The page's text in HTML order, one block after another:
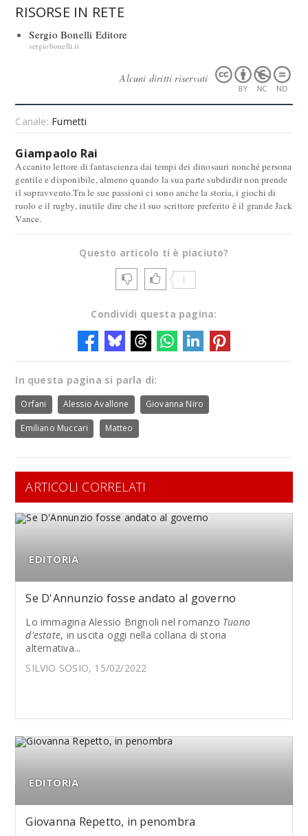
RISORSE IN RETE
Sergio Bonelli Editore
sergiobonelli.it
Alcuni diritti riservati
Canale: Fumetti
Giampaolo Rai
Accanito lettore di fantascienza dai tempi dei dinosauri nonché persona
gentile e disponibile, almeno quando la sua parte subdirdir non prende
il sopravvento.Tra le sue passioni ci sono anche la storia, i giochi di
ruolo e il rugby, inutile dire che il suo scrittore preferito è il grande Jack
Vance.
Questo articolo ti è piaciuto?
1
Condividi questa pagina:
In questa pagina si parla di:
Orfani Alessio Avallone Giovanna Niro
Emiliano Muccari Matteo
ARTICOLI CORRELATI
EDITORIA
Se D'Annunzio fosse andato al governo
Lo immagina Alessio Brignoli nel romanzo Tuono
d'estate, in uscita oggi nella collana di storia
alternativa...
SILVIO SOSIO, 15/02/2022
EDITORIA
Giovanna Repetto, in penombra